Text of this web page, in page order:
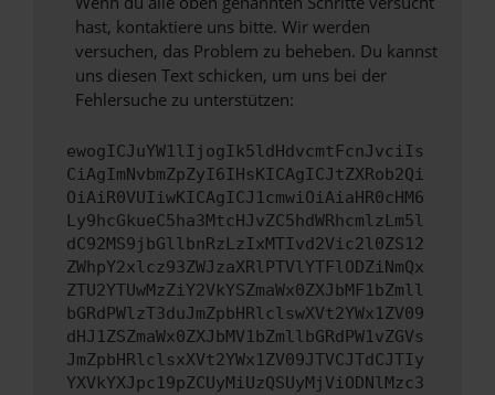
hast, kontaktiere uns bitte. Wir werden
versuchen, das Problem zu beheben. Du kannst
uns diesen Text schicken, um uns bei der
Fehlersuche zu unterstützen:
ewogICJuYW1lIjogIk5ldHdvcmtFcnJvciIs
CiAgImNvbmZpZyI6IHsKICAgICJtZXRob2Qi
OiAiR0VUIiwKICAgICJ1cmwiOiAiaHR0cHM6
Ly9hcGkueC5ha3MtcHJvZC5hdWRhcmlzLm5l
dC92MS9jbGllbnRzLzIxMTIvd2Vic2l0ZS12
ZWhpY2xlcz93ZWJzaXRlPTVlYTFlODZiNmQx
ZTU2YTUwMzZiY2VkYSZmaWx0ZXJbMF1bZmll
bGRdPWlzT3duJmZpbHRlclswXVt2YWx1ZV09
dHJ1ZSZmaWx0ZXJbMV1bZmllbGRdPW1vZGVs
JmZpbHRlclsxXVt2YWx1ZV09JTVCJTdCJTIy
YXVkYXJpc19pZCUyMiUzQSUyMjViODNlMzc3